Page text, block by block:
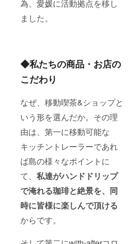
為、愛媛に活動拠点を移し
ました。
◆私たちの商品・お店の
こだわり
なぜ、移動喫茶&ショップと
いう形を選んだか。その理
由は、第一に移動可能な
キッチントレーラーであれ
ば島の様々なポイントに
て、 私達がハンドドリップ
で淹れる珈琲と絶景を、同
時に皆様に楽しんで頂ける
からです。